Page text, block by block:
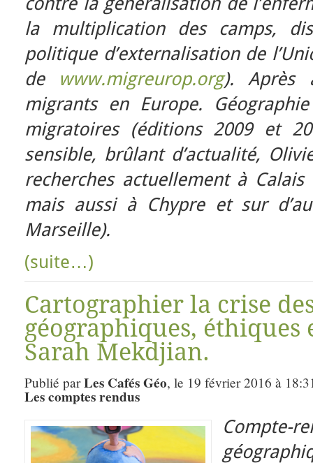
la multiplication des camps,
politique d’externalisation de
de www.migreurop.org). Après
migrants en Europe.
migratoires (éditions 2009 et
sensible, brûlant d’actualité,
recherches actuellement à
mais aussi à Chypre et sur
Marseille).
(suite…)
Cartographier la crise
géographiques,
Sarah Mekdjian.
Publié parLes Cafés Géo, le 19 février 2016 à
Les comptes rendus